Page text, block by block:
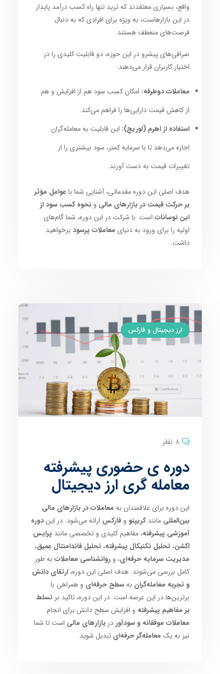
واقع، بسیاری معتقدند که ترید تنها راه کسب درآمد پایدار
در این بازارهاست، به ویژه برای افرادی که به دنبال
فرصت‌های منعطف هستند.
صرافی‌های پیشرو در این حوزه، دو قابلیت کلیدی را در
اختیار کاربران قرار می‌دهند:
معاملات دوطرفه: امکان کسب سود هم از افزایش و هم
از کاهش قیمت دارایی‌ها را فراهم می‌کند.
استفاده از اهرم (لوریج): این قابلیت به معامله‌گران
اجازه می‌دهد تا با سرمایه کمتر، سود بیشتری را از
تغییرات قیمت به دست آورند.
هدف اصلی این دوره مقدماتی، آشنایی شما باعوامل مؤثر
بر حرکت قیمت در بازارهای مالی ونحوه کسب سود از
این نوسانات است. با شرکت در این دوره، شما گام‌های
اولیه را برای ورود به دنیای معاملات پرسود برخواهید
داشت.
ارز دیجیتال و فارکس
8 نظر
دوره ی حضوری پیشرفته
معامله گری ارز دیجیتال
این دوره برای علاقمندان به معاملات در بازارهای مالی
بین‌المللی مانندکریپتو وفارکس ارائه می‌شود. در ایندوره
آموزشی پیشرفته، مفاهیم کلیدی و تخصصی مانند پرایس
اکشن، تحلیل تکنیکال پیشرفته، تحلیل فاندامنتال عمیق،
مدیریت سرمایه حرفه‌ای، وروانشناسی معاملات به طور
کامل بررسی می‌شوند. هدف اصلی این دوره،ارتقای دانش
و تجربه معامله‌گران بهسطح حرفه‌ای و همراهی با
برترین‌ها در این عرصه است. در این دوره، تاکید بر تسلط
بر مفاهیم پیشرفته و افزایش سطح دانش برای انجام
معاملات موفقانه و سودآور دربازارهای مالی است تا شما
نیز به یک معامله‌گر حرفه‌ای تبدیل شوید.